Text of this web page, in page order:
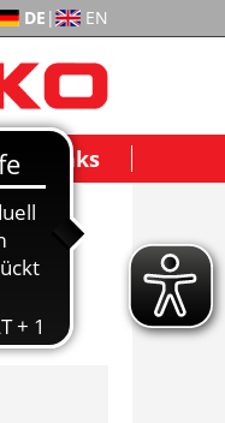
DE | EN
Links